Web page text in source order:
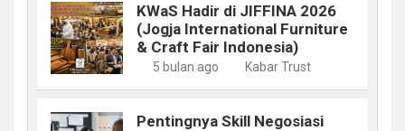
KWaS Hadir di JIFFINA 2026
(Jogja International Furniture
& Craft Fair Indonesia)
5 bulan ago Kabar Trust
Pentingnya Skill Negosiasi